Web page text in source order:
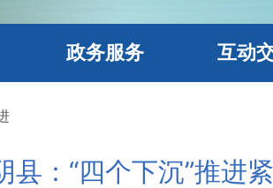
政务服务 互动
县：“四个下沉”推进